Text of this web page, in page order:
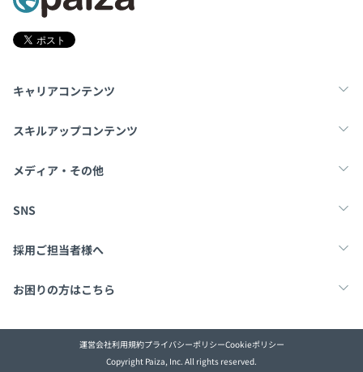
・配属先は本社の開発部で、本部長配下でエンジニア1名
・子会社の営業メンバー、社長、マーケ担当者と直接コミ
い機能の開発から行っていただきます。
キャリアコンテンツ
転職・キャリア
スキルアップコンテンツ
学習
メディア・その他
Tech Team Journal
SNS
X
採用ご担当者様へ
採用・教育をお考えの企業様へ
お困りの方はこちら
paizaとは？ お問い合わせ・FAQ
運営会社利用規約プライバシーポリシーCookieポリシー
Copyright Paiza, Inc. All rights reserved.